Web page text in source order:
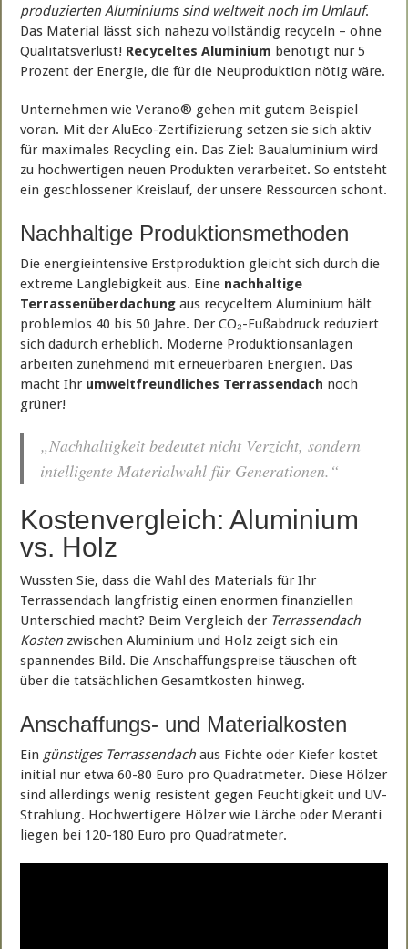
produzierten Aluminiums sind weltweit noch im Umlauf.
Das Material lässt sich nahezu vollständig recyceln – ohne
Qualitätsverlust! Recyceltes Aluminium benötigt nur 5
Prozent der Energie, die für die Neuproduktion nötig wäre.
Unternehmen wie Verano® gehen mit gutem Beispiel
voran. Mit der AluEco-Zertifizierung setzen sie sich aktiv
für maximales Recycling ein. Das Ziel: Baualuminium wird
zu hochwertigen neuen Produkten verarbeitet. So entsteht
ein geschlossener Kreislauf, der unsere Ressourcen schont.
Nachhaltige Produktionsmethoden
Die energieintensive Erstproduktion gleicht sich durch die
extreme Langlebigkeit aus. Eine nachhaltige
Terrassenüberdachung aus recyceltem Aluminium hält
problemlos 40 bis 50 Jahre. Der CO₂-Fußabdruck reduziert
sich dadurch erheblich. Moderne Produktionsanlagen
arbeiten zunehmend mit erneuerbaren Energien. Das
macht Ihr umweltfreundliches Terrassendach noch
grüner!
„Nachhaltigkeit bedeutet nicht Verzicht, sondern
intelligente Materialwahl für Generationen.“
Kostenvergleich: Aluminium
vs. Holz
Wussten Sie, dass die Wahl des Materials für Ihr
Terrassendach langfristig einen enormen finanziellen
Unterschied macht? Beim Vergleich der Terrassendach
Kosten zwischen Aluminium und Holz zeigt sich ein
spannendes Bild. Die Anschaffungspreise täuschen oft
über die tatsächlichen Gesamtkosten hinweg.
Anschaffungs- und Materialkosten
Ein günstiges Terrassendach aus Fichte oder Kiefer kostet
initial nur etwa 60-80 Euro pro Quadratmeter. Diese Hölzer
sind allerdings wenig resistent gegen Feuchtigkeit und UV-
Strahlung. Hochwertigere Hölzer wie Lärche oder Meranti
liegen bei 120-180 Euro pro Quadratmeter.